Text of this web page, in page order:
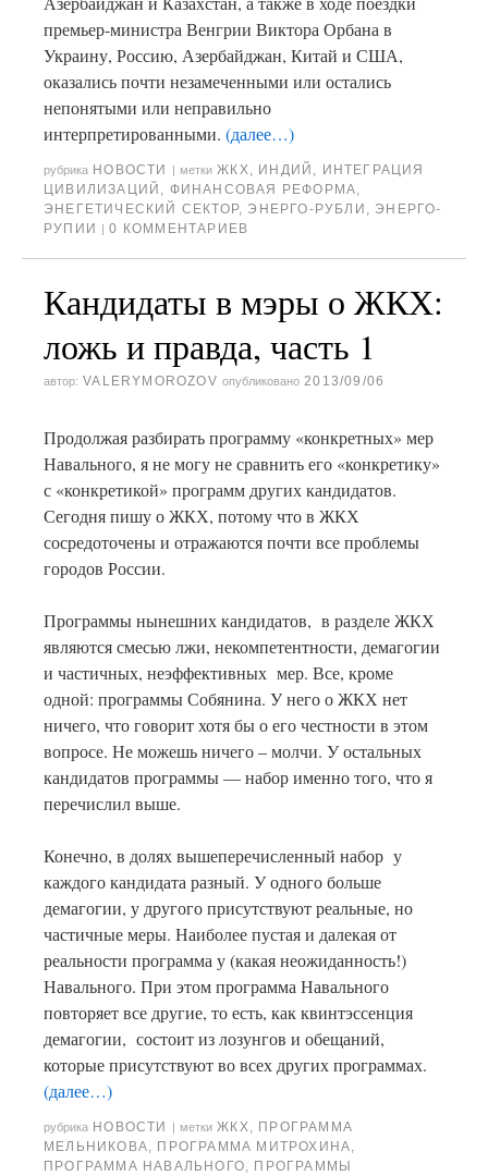
премьер-министра Венгрии Виктора Орбана в
Украину, Россию, Азербайджан, Китай и США,
оказались почти незамеченными или остались
непонятыми или неправильно
интерпретированными. (далее…)
рубрика НОВОСТИ | метки ЖКХ, ИНДИЙ , ИНТЕГРАЦИЯ
ЦИВИЛИЗАЦИЙ , ФИНАНСОВАЯ РЕФОРМА,
ЭНЕГЕТИЧЕСКИЙ СЕКТОР, ЭНЕРГО-РУБЛИ , ЭНЕРГО-
РУПИИ
| 0 КОММЕНТАРИЕВ
Кандидаты в мэры о ЖКХ:
ложь и правда, часть 1
автор: VALERYMOROZOV опубликовано 2013/09/06
Продолжая разбирать программу «конкретных» мер
Навального, я не могу не сравнить его «конкретику»
с «конкретикой» программ других кандидатов.
Сегодня пишу о ЖКХ, потому что в ЖКХ
сосредоточены и отражаются почти все проблемы
городов России.
Программы нынешних кандидатов, в разделе ЖКХ
являются смесью лжи, некомпетентности, демагогии
и частичных, неэффективных мер. Все, кроме
одной: программы Собянина. У него о ЖКХ нет
ничего, что говорит хотя бы о его честности в этом
вопросе. Не можешь ничего – молчи. У остальных
кандидатов программы — набор именно того, что я
перечислил выше.
Конечно, в долях вышеперечисленный набор у
каждого кандидата разный. У одного больше
демагогии, у другого присутствуют реальные, но
частичные меры. Наиболее пустая и далекая от
реальности программа у (какая неожиданность!)
Навального. При этом программа Навального
повторяет все другие, то есть, как квинтэссенция
демагогии, состоит из лозунгов и обещаний,
которые присутствуют во всех других программах.
(далее…)
рубрика НОВОСТИ | метки ЖКХ, ПРОГРАММА
МЕЛЬНИКОВА, ПРОГРАММА МИТРОХИНА,
ПРОГРАММА НАВАЛЬНОГО, ПРОГРАММЫ